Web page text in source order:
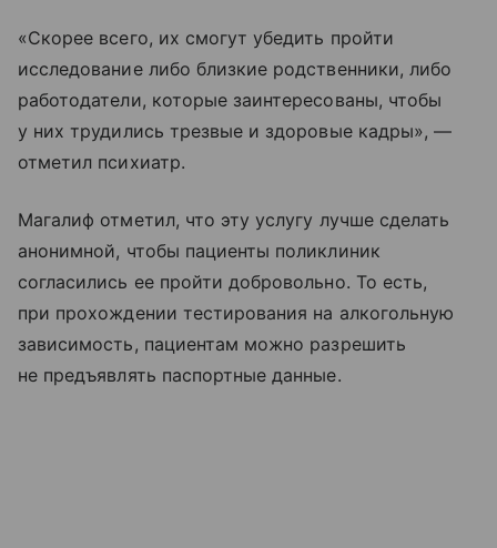
«Скорее всего, их смогут убедить пройти
исследование либо близкие родственники, либо
работодатели, которые заинтересованы, чтобы
у них трудились трезвые и здоровые кадры», —
отметил психиатр.
Магалиф отметил, что эту услугу лучше сделать
анонимной, чтобы пациенты поликлиник
согласились ее пройти добровольно. То есть,
при прохождении тестирования на алкогольную
зависимость, пациентам можно разрешить
не предъявлять паспортные данные.